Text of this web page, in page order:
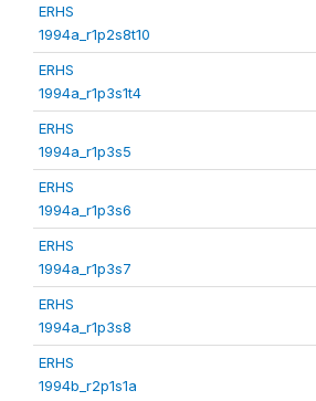
ERHS
1994a_r1p2s8t10
ERHS
1994a_r1p3s1t4
ERHS
1994a_r1p3s5
ERHS
1994a_r1p3s6
ERHS
1994a_r1p3s7
ERHS
1994a_r1p3s8
ERHS
1994b_r2p1s1a